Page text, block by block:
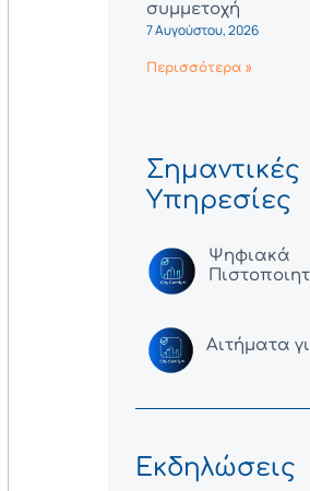
συμμετοχή
7 Αυγούστου, 2026
Περισσότερα »
Σημαντικές
Υπηρεσίες
Ψηφιακά
Αιτήματα
Εκδηλώσεις